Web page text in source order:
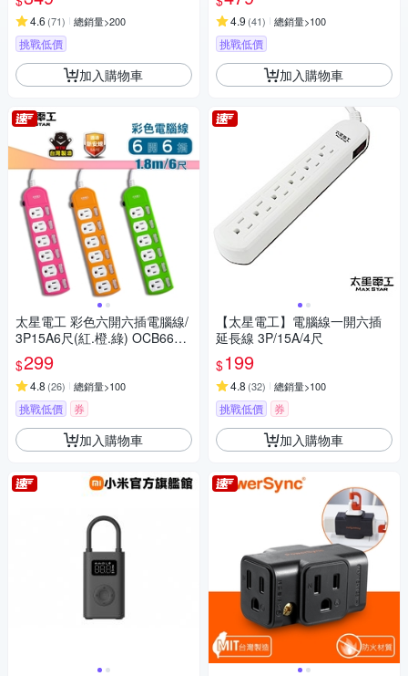
你輕量傘
4.6 (71) 總銷量>200
挑戰低價
加入購物車
太星電工 彩色六開六插電腦線/
3P15A6尺(紅.橙.綠) OCB6630
$299
4.8 (26) 總銷量>100
挑戰低價 券
加入購物車
4.9 (41) 總銷量>100
挑戰低價
加入購物車
【太星電工】電腦線一開六插
延長線 3P/15A/4尺
$199
4.8 (32) 總銷量>100
挑戰低價 券
加入購物車